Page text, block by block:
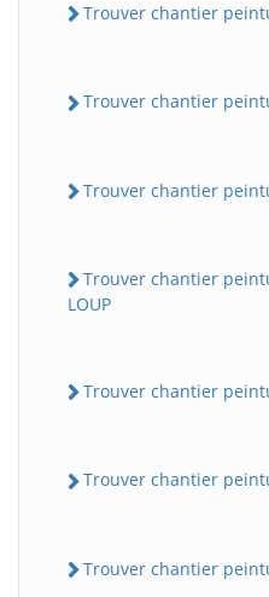
Trouver chantier
Trouver chantier
Trouver chantier
Trouver chantier
LOUP
Trouver chantier
Trouver chantier
Trouver chantier